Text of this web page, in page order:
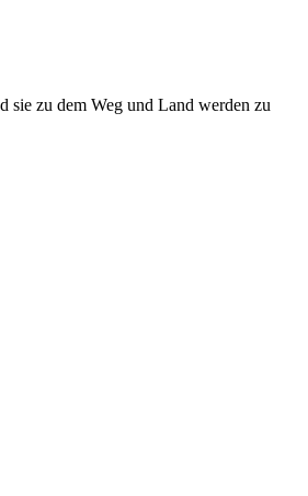
sie zu dem Weg und Land werden zu